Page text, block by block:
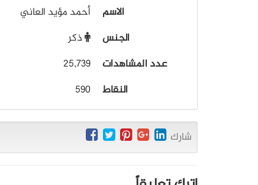
الاسم
أحمد مؤيد العاني
الجنس
ذكر
عدد المشاهدات
25,739
النقاط
590
شارك